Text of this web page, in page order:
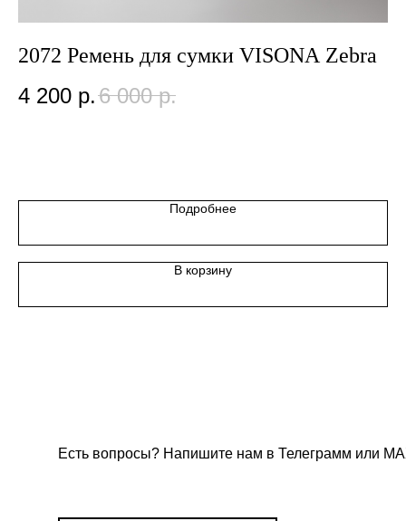
2072 Ремень для сумки VISONA Zebra
4 200 р.6 000 р.
Подробнее
В корзину
Есть вопросы? Напишите нам в Телеграмм или